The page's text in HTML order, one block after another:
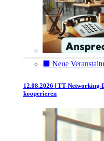
⬛️ Neue
12.08.2026 | TT-Networking-
kooperieren